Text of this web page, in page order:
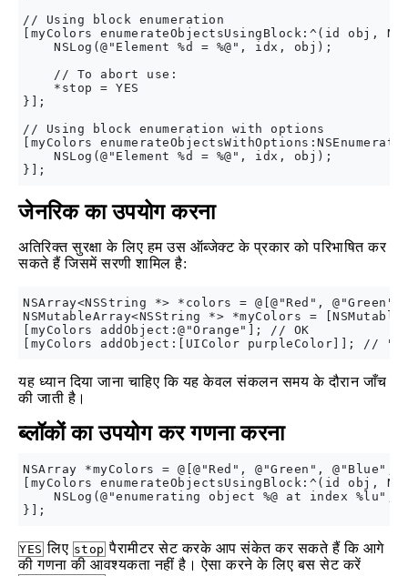
// Using block enumeration
[myColors enumerateObjectsUsingBlock:^(id obj,
    NSLog(@"Element %d = %@", idx, obj);
    // To abort use:
    *stop = YES
}];
// Using block enumeration with options
[myColors
    NSLog(@"Element %d = %@", idx, obj);
जेनरिक का उपयोग करना
अतिरिक्त सुरक्षा के लिए हम उस ऑब्जेक्ट के प्रकार को परिभाषित कर
सकते हैं जिसमें सरणी शामिल है:
NSArray<NSString *> *colors = @[@"Red",
NSMutableArray<NSString *> *myColors =
[myColors addObject:@"Orange"]; // OK
यह ध्यान दिया जाना चाहिए कि यह केवल संकलन समय के दौरान जाँच
की जाती है।
ब्लॉकों का उपयोग कर गणना करना
NSArray *myColors = @[@"Red", @"Green", @"Blue",
[myColors enumerateObjectsUsingBlock:^(id obj,
NSLog(@"enumerating object %@ at index %lu",
YES लिए stop पैरामीटर सेट करके आप संकेत कर सकते हैं कि आगे
की गणना की आवश्यकता नहीं है। ऐसा करने के लिए बस सेट करें